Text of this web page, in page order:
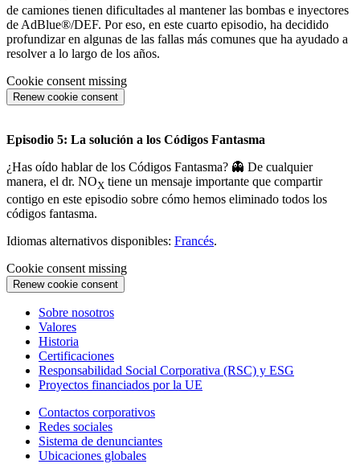
de camiones tienen dificultades al mantener las bombas e inyectores
de AdBlue®/DEF. Por eso, en este cuarto episodio, ha decidido
profundizar en algunas de las fallas más comunes que ha ayudado a
resolver a lo largo de los años.
Cookie consent missing
Renew cookie consent
Episodio 5: La solución a los Códigos Fantasma
¿Has oído hablar de los Códigos Fantasma? 👻 De cualquier
manera, el dr. NOX tiene un mensaje importante que compartir
contigo en este episodio sobre cómo hemos eliminado todos los
códigos fantasma.
Idiomas alternativos disponibles: Francés.
Cookie consent missing
Renew cookie consent
Sobre nosotros
Valores
Historia
Certificaciones
Responsabilidad Social Corporativa (RSC) y ESG
Proyectos financiados por la UE
Contactos corporativos
Redes sociales
Sistema de denunciantes
Ubicaciones globales